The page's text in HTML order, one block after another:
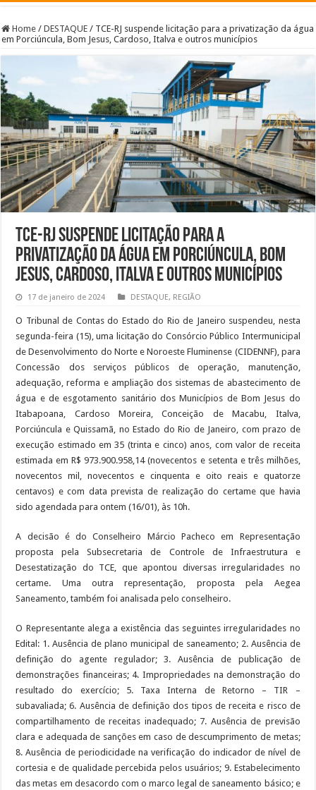
Home / DESTAQUE / TCE-RJ suspende licitação para a privatização da água
em Porciúncula, Bom Jesus, Cardoso, Italva e outros municípios
TCE-RJ suspende licitação para a
privatização da água em Porciúncula, Bom
Jesus, Cardoso, Italva e outros municípios
17 de janeiro de 2024 DESTAQUE, REGIÃO
O Tribunal de Contas do Estado do Rio de Janeiro suspendeu, nesta
segunda-feira (15), uma licitação do Consórcio Público Intermunicipal
de Desenvolvimento do Norte e Noroeste Fluminense (CIDENNF), para
Concessão dos serviços públicos de operação, manutenção,
adequação, reforma e ampliação dos sistemas de abastecimento de
água e de esgotamento sanitário dos Municípios de Bom Jesus do
Itabapoana, Cardoso Moreira, Conceição de Macabu, Italva,
Porciúncula e Quissamã, no Estado do Rio de Janeiro, com prazo de
execução estimado em 35 (trinta e cinco) anos, com valor de receita
estimada em R$ 973.900.958,14 (novecentos e setenta e três milhões,
novecentos mil, novecentos e cinquenta e oito reais e quatorze
centavos) e com data prevista de realização do certame que havia
sido agendada para ontem (16/01), às 10h.
A decisão é do Conselheiro Márcio Pacheco em Representação
proposta pela Subsecretaria de Controle de Infraestrutura e
Desestatização do TCE, que apontou diversas irregularidades no
certame. Uma outra representação, proposta pela Aegea
Saneamento, também foi analisada pelo conselheiro.
O Representante alega a existência das seguintes irregularidades no
Edital: 1. Ausência de plano municipal de saneamento; 2. Ausência de
definição do agente regulador; 3. Ausência de publicação de
demonstrações financeiras; 4. Impropriedades na demonstração do
resultado do exercício; 5. Taxa Interna de Retorno – TIR –
subavaliada; 6. Ausência de definição dos tipos de receita e risco de
compartilhamento de receitas inadequado; 7. Ausência de previsão
clara e adequada de sanções em caso de descumprimento de metas;
8. Ausência de periodicidade na verificação do indicador de nível de
cortesia e de qualidade percebida pelos usuários; 9. Estabelecimento
das metas em desacordo com o marco legal de saneamento básico; e